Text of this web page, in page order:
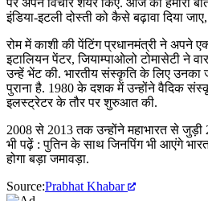
इंडिया-इटली दोस्ती को कैसे बढ़ावा दिया
रोम में काशी की पेंटिंग प्रधानमंत्री ने अपने
इटालियन पेंटर, जियाम्पाओलो टोमासेटी ने
उन्हें भेंट की. भारतीय संस्कृति के लिए उनका
पुराना है. 1980 के दशक में उन्होंने वैदिक
इलस्ट्रेटर के तौर पर शुरुआत की.
2008 से 2013 तक उन्होंने महाभारत से जुड़ी
भी पढ़ें : पुतिन के साथ जिनपिंग भी आएंगे
होगा बड़ा जमावड़ा.
Source:Prabhat Khabar